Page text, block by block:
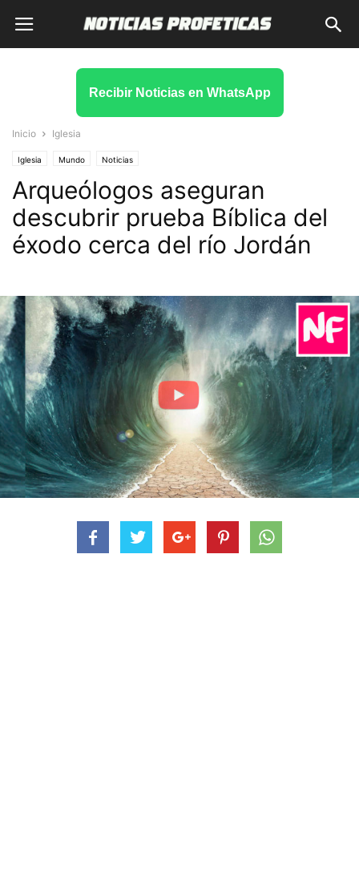
Recibir Noticias en WhatsApp
Inicio Iglesia
Iglesia Mundo Noticias
Arqueólogos aseguran
descubrir prueba Bíblica del
éxodo cerca del río Jordán